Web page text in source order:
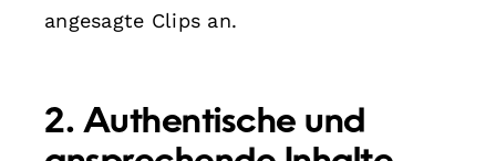
angesagte Clips an.
2. Authentische und